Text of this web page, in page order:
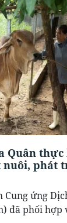
Quân
nuôi, phát
ứng
đã phối hợp